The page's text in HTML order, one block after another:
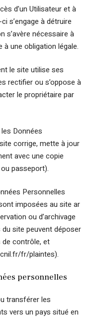
d’un Utilisateur et à
s’engage à détruire
s’avère nécessaire à
une obligation légale.
le site utilise ses
rectifier ou s’oppose à
le propriétaire par
Données
corrige, mette à jour
avec une copie
ou passeport).
Personnelles
imposées au site ar
ou d’archivage
site peuvent déposer
contrôle, et
fr/plaintes).
personnelles
transférer les
vers un pays situé en